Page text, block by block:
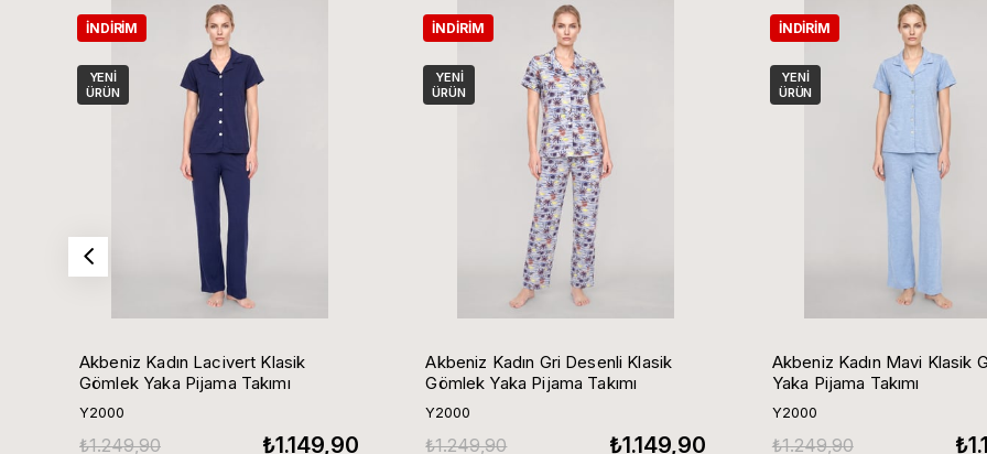
Akbeniz Kadın Lacivert Klasik
Gömlek Yaka Pijama Takımı
Y2000
₺1.149,90
₺1.249,90
İNDIRIM
YENI
ÜRÜN
Akbeniz Kadın Gri Desenli Klasik
Gömlek Yaka Pijama Takımı
Y2000
₺1.149,90
₺1.249,90
İNDIRIM
YENI
ÜRÜN
Akbeniz Kadın Mavi Klasik
Yaka Pijama Takımı
Y2000
₺1.249,90
İNDIRIM
YENI
ÜRÜN